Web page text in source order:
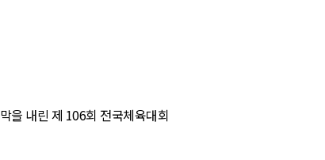
을 내린 제 106회 전국체육대회